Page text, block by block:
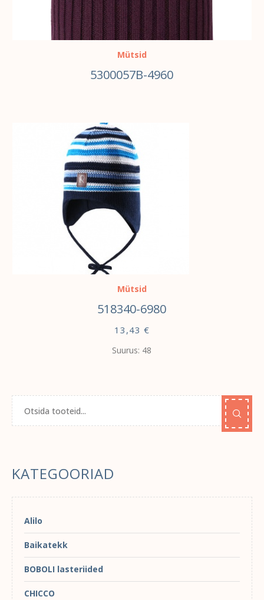
Mütsid
5300057B-4960
VALI
Mütsid
518340-6980
13,43 €
Suurus: 48
KATEGOORIAD
Alilo
Baikatekk
BOBOLI lasteriided
CHICCO